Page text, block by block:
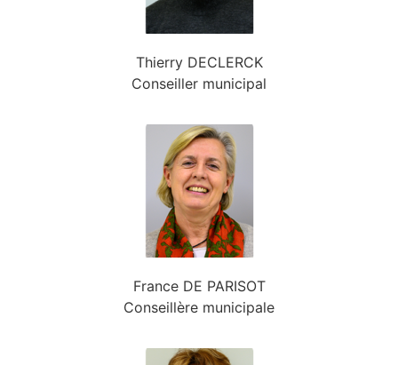
Thierry DECLERCK
Conseiller municipal
France DE PARISOT
Conseillère municipale